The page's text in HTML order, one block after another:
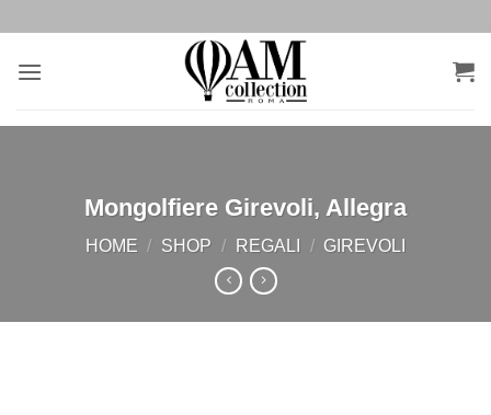
contenuti
Mongolfiere Girevoli, Allegra
HOME / SHOP / REGALI / GIREVOLI